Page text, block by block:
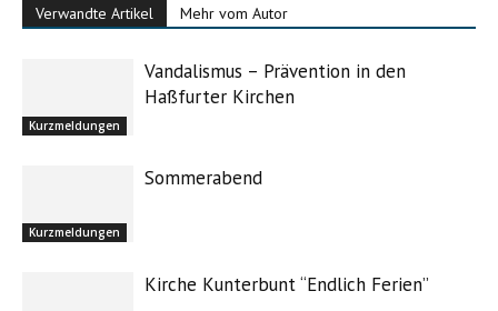
Verwandte Artikel Mehr vom Autor
Kurzmeldungen
Vandalismus – Prävention in den
Haßfurter Kirchen
Kurzmeldungen
Sommerabend
Kirche Kunterbunt “Endlich Ferien”